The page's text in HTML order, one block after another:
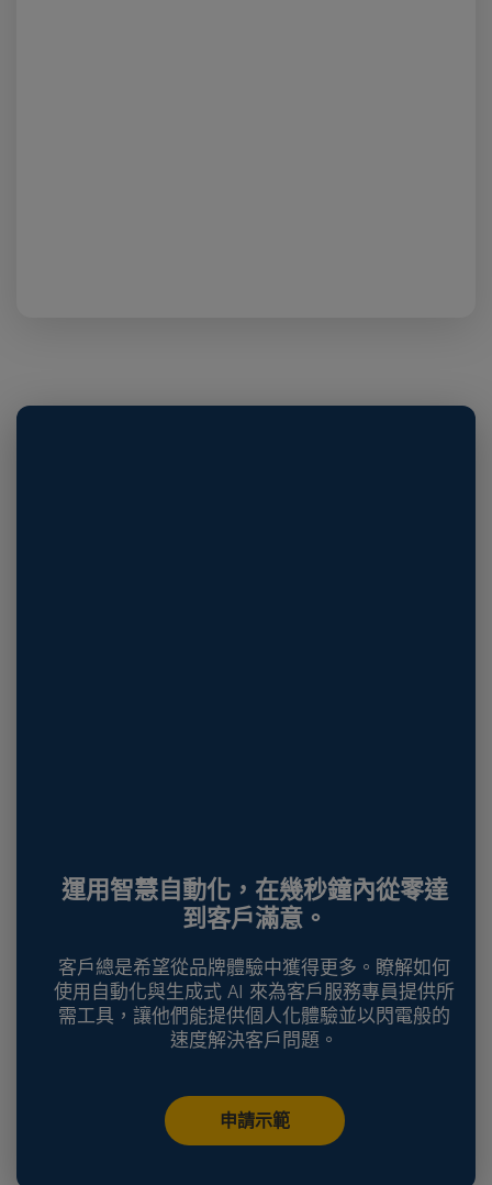
運用智慧自動化，在幾秒鐘內從零達
到客戶滿意。
客戶總是希望從品牌體驗中獲得更多。瞭解如何
使用自動化與生成式 AI 來為客戶服務專員提供所
需工具，讓他們能提供個人化體驗並以閃電般的
速度解決客戶問題。
申請示範